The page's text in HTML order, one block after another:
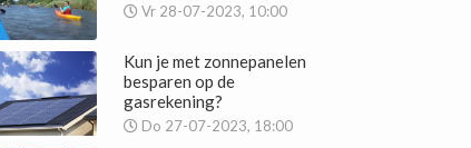
Vr 28-07-2023, 10:00
Kun je met zonnepanelen
besparen op de
gasrekening?
Do 27-07-2023, 18:00